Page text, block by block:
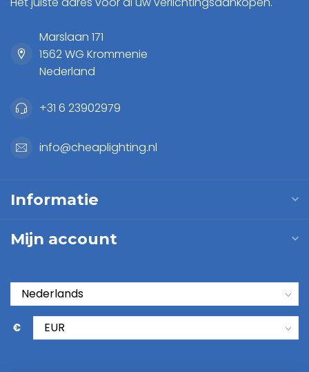
Marslaan 171
1562 WG Krommenie
Nederland
+31 6 23902979
info@cheaplighting.nl
Informatie
Mijn account
€